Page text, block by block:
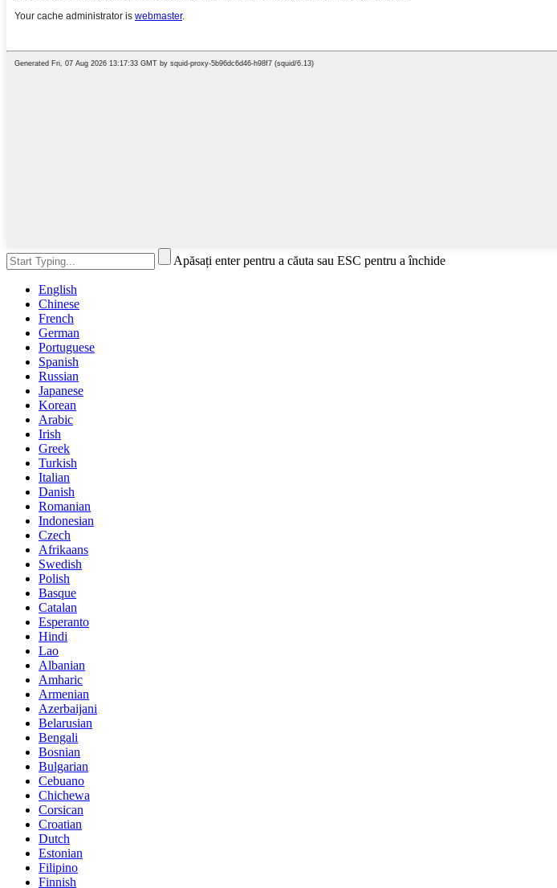
Apăsați enter pentru a căuta sau ESC pentru a închide
English
Chinese
French
German
Portuguese
Spanish
Russian
Japanese
Korean
Arabic
Irish
Greek
Turkish
Italian
Danish
Romanian
Indonesian
Czech
Afrikaans
Swedish
Polish
Basque
Catalan
Esperanto
Hindi
Lao
Albanian
Amharic
Armenian
Azerbaijani
Belarusian
Bengali
Bosnian
Bulgarian
Cebuano
Chichewa
Corsican
Croatian
Dutch
Estonian
Filipino
Finnish